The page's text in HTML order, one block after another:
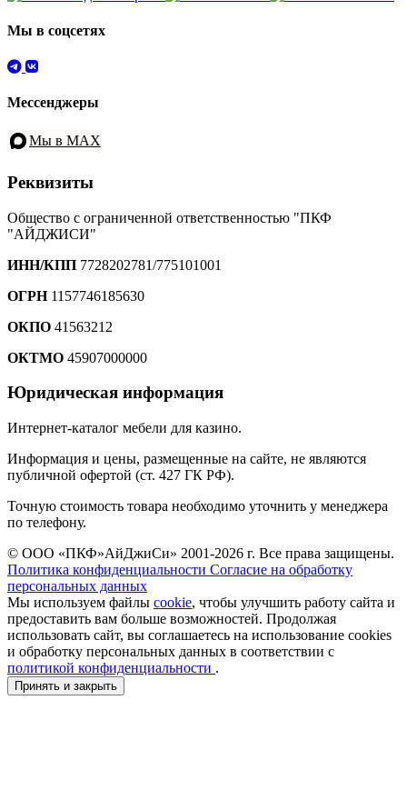
Мы в соцсетях
Мессенджеры
Мы в MAX
Реквизиты
Общество с ограниченной ответственностью "ПКФ
"АЙДЖИСИ"
ИНН/КПП 7728202781/775101001
ОГРН1157746185630
ОКПО 41563212
ОКТМО 45907000000
Юридическая информация
Интернет-каталог мебели для казино.
Информация и цены, размещенные на сайте, не являются
публичной офертой (ст. 427 ГК РФ).
Точную стоимость товара необходимо уточнить у менеджера
по телефону.
© ООО «ПКФ»АйДжиСи» 2001-2026 г. Все права защищены.
Политика конфиденциальности Согласие на обработку
персональных данных
Мы используем файлы cookie, чтобы улучшить работу сайта и
предоставить вам больше возможностей. Продолжая
использовать сайт, вы соглашаетесь на использование cookies
и обработку персональных данных в соответствии с
политикой конфиденциальности .
Принять и закрыть